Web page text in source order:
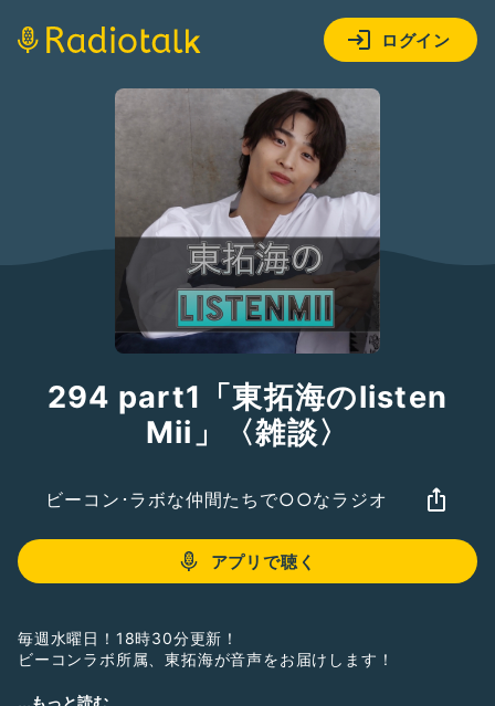
ログイン
294 part1「東拓海のlisten
Mii」〈雑談〉
ビーコン･ラボな仲間たちで○○なラジオ
アプリで聴く
毎週水曜日！18時30分更新！
ビーコンラボ所属、東拓海が音声をお届けします！
今週、来週とは収録できるタイミングで撮りますので